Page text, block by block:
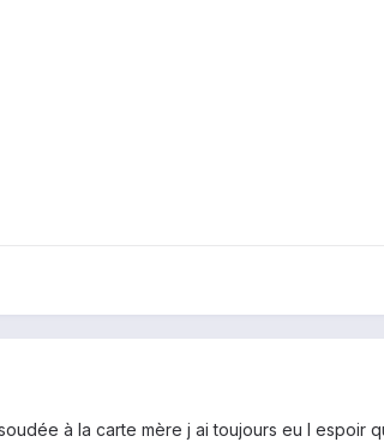
à la carte mère j ai toujours eu l espoir